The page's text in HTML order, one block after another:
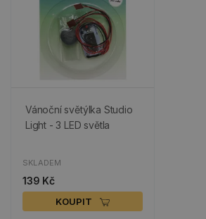
Vánoční světýlka Studio
Light - 3 LED světla
SKLADEM
139 Kč
KOUPIT